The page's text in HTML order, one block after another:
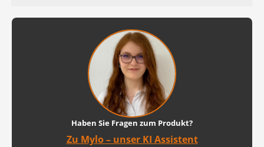
Haben Sie Fragen zum Produkt?
Zu Mylo – unser KI Assistent